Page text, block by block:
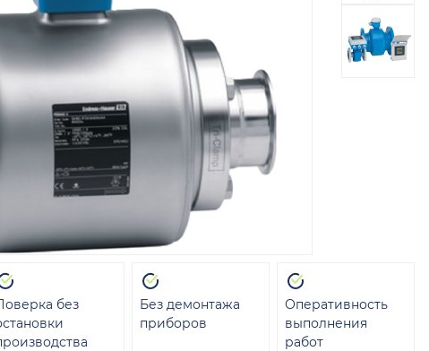
без
Без демонтажа
приборов
Оперативность
выполнения
работ